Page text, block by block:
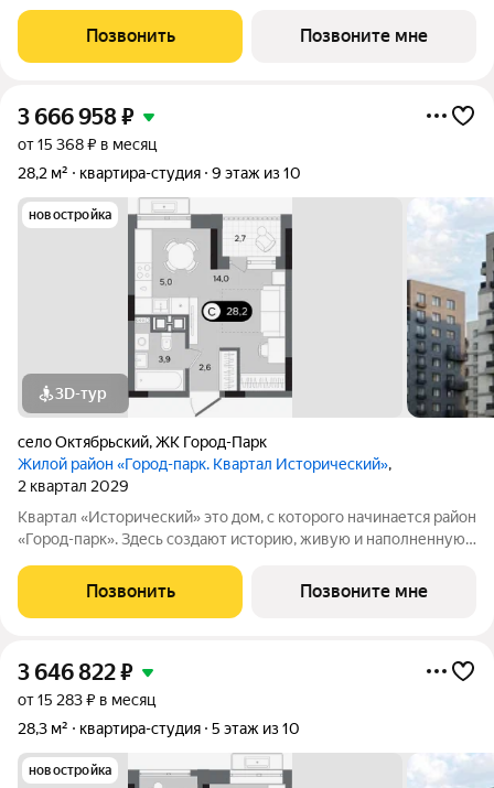
от семи до десяти этажей и двух десятиэтажных башен,
выходящих на
Позвонить Позвоните мне
3 666 958₽
от 15 368 ₽ в месяц
28,2 м²
квартира-студия 9 этаж из 10
новостройка
3D-тур
село Октябрьский,ЖК Город-Парк
Жилой район «Город-парк. Квартал Исторический»,
2 квартал 2029
Квартал «Исторический» это дом, с которого начинается район
«Город-парк». Здесь создают историю, живую и наполненную
от семи до десяти этажей и двух десятиэтажных башен,
выходящих на
Позвонить Позвоните мне
3 646 822₽
от 15 283 ₽ в месяц
28,3 м²
квартира-студия 5 этаж из 10
новостройка